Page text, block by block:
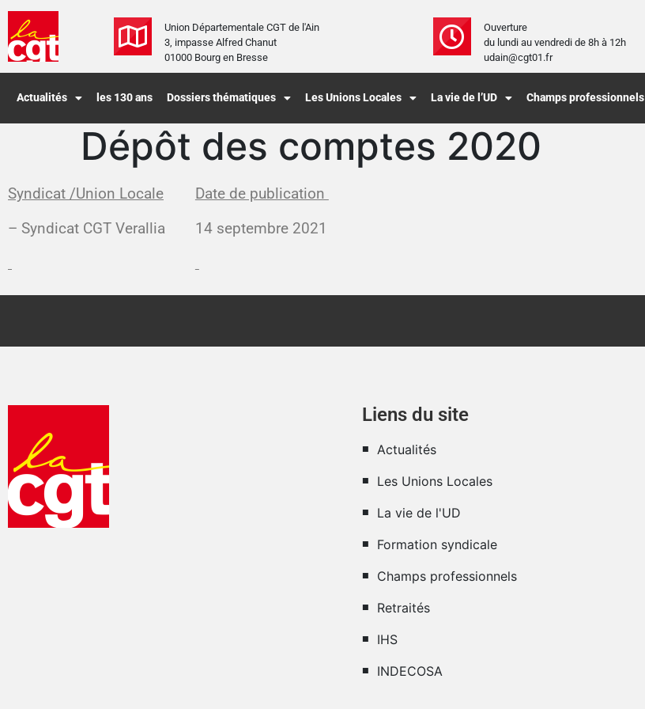
Union Départementale CGT de l'Ain
3, impasse Alfred Chanut
01000 Bourg en Bresse
Ouverture
du lundi au vendredi de 8h à 12h
udain@cgt01.fr
Actualités les 130 ans Dossiers thématiques Les Unions Locales La vie de l’UD Champs professionnels
Dépôt des comptes 2020
Syndicat /Union Locale
– Syndicat CGT Verallia
Date de publication
14 septembre 2021
Liens du site
Actualités
Les Unions Locales
La vie de l'UD
Formation syndicale
Champs professionnels
Retraités
IHS
INDECOSA